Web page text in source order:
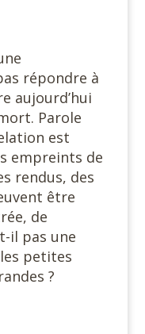
répondre à
aujourd’hui
Parole
est
empreints de
rendus, des
être
de
il pas une
petites
?